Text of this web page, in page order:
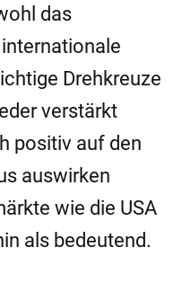
das
Drehkreuze
verstärkt
positiv auf den
auswirken
wie die USA
als bedeutend.